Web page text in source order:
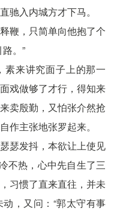
驰入内城方才下马。
鞭，只简单向他抱了个
。”
素来讲究面子上的那一
戏做够了才行，得知来
卖殷勤，又怕张介然抢
作主张地张罗起来。
瑟发抖，本欲让上使见
不热，心中先自生了三
习惯了直来直往，并未
，又问：“郭太守有事